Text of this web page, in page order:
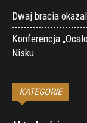
Dwaj bracia
Konferencja
Nisku
KATEGORIE